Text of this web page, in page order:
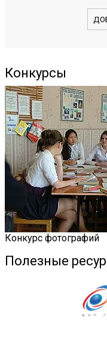
Конкурсы
Конкурс фотографий
Полезные